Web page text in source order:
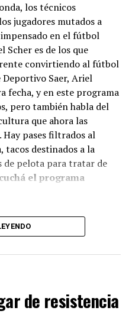
los técnicos
jugadores mutados a
en el fútbol
Scher es de los que
convirtiendo al fútbol
Saer, Ariel
fecha, y en este programa
pero también habla del
que ahora las
pases filtrados al
tacos destinados a la
de pelota para tratar de
el programa
Bloque 1/Bloque 2
es libre. Sólo tenés
Decí MU
de resistencia